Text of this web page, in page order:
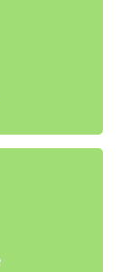
pour les